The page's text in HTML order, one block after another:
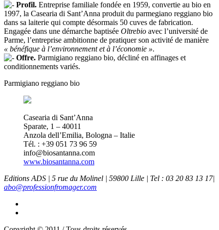
Profil. Entreprise familiale fondée en 1959, convertie au bio en
1997, la Casearia di Sant’Anna produit du parmegiano reggiano bio
dans sa laiterie qui compte désormais 50 cuves de fabrication.
Engagée dans une démarche baptisée Oltrebio avec l’université de
Parme, l’entreprise ambitionne de pratiquer son activité de manière
« bénéfique à l’environnement et à l’économie ».
Offre. Parmigiano reggiano bio, décliné en affinages et
conditionnements variés.
Parmigiano reggiano bio
Casearia di Sant’Anna
Sparate, 1 – 40011
Anzola dell’Emilia, Bologna – Italie
Tél. : +39 051 73 96 59
info@biosantanna.com
www.biosantanna.com
Editions ADS | 5 rue du Molinel | 59800 Lille | Tel : 03 20 83 13 17|
abo@professionfromager.com